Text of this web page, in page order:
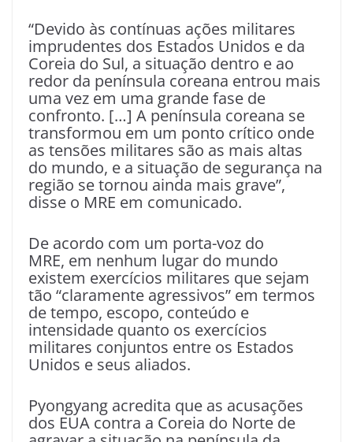
“Devido às contínuas ações militares
imprudentes dos Estados Unidos e da
Coreia do Sul, a situação dentro e ao
redor da península coreana entrou mais
uma vez em uma grande fase de
confronto. […] A península coreana se
transformou em um ponto crítico onde
as tensões militares são as mais altas
do mundo, e a situação de segurança na
região se tornou ainda mais grave”,
disse o MRE em comunicado.
De acordo com um porta-voz do
MRE, em nenhum lugar do mundo
existem exercícios militares que sejam
tão “claramente agressivos” em termos
de tempo, escopo, conteúdo e
intensidade quanto os exercícios
militares conjuntos entre os Estados
Unidos e seus aliados.
Pyongyang acredita que as acusações
dos EUA contra a Coreia do Norte de